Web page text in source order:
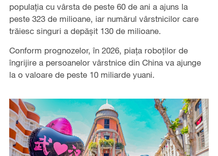
populația cu vârsta de peste 60 de ani a ajuns la
peste 323 de milioane, iar numărul vârstnicilor care
trăiesc singuri a depășit 130 de milioane.
Conform prognozelor, în 2026, piața roboților de
îngrijire a persoanelor vârstnice din China va ajunge
la o valoare de peste 10 miliarde yuani.